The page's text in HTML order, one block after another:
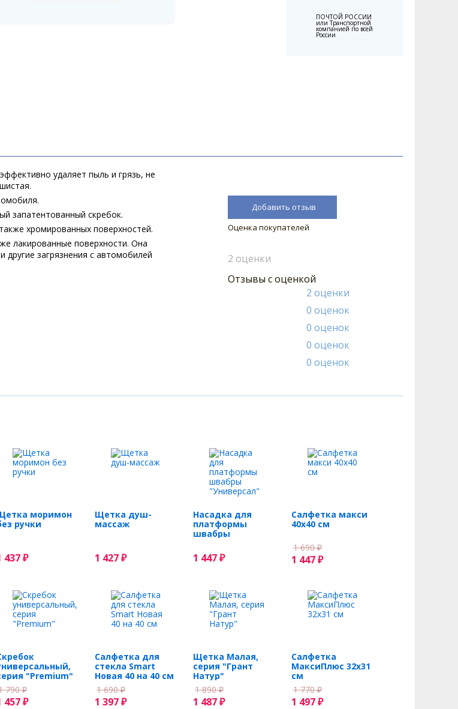
ПОЧТОЙ РОССИИ
или Транспортной
компанией по всей
России
удаляет пыль и грязь, не
запатентованный скребок.
хромированных поверхностей.
лакированные поверхности. Она
загрязнения с автомобилей
Добавить отзыв
Оценка покупателей
2 оценки
Отзывы с оценкой
2 оценки
0 оценок
0 оценок
0 оценок
0 оценок
моримон
ручки
437 ₽
Щетка душ-
массаж
1 427 ₽
Насадка для
платформы
швабры
1 447 ₽
Салфетка макси
40х40 см
1 690₽
1 447 ₽
"Premium"
790₽
457 ₽
Салфетка для
стекла Smart
Новая 40 на 40 см
1 690₽
1 397 ₽
Щетка Малая,
серия "Грант
Натур"
1 890₽
1 487 ₽
Салфетка
МаксиПлюс 32х31
см
1 770₽
1 497 ₽